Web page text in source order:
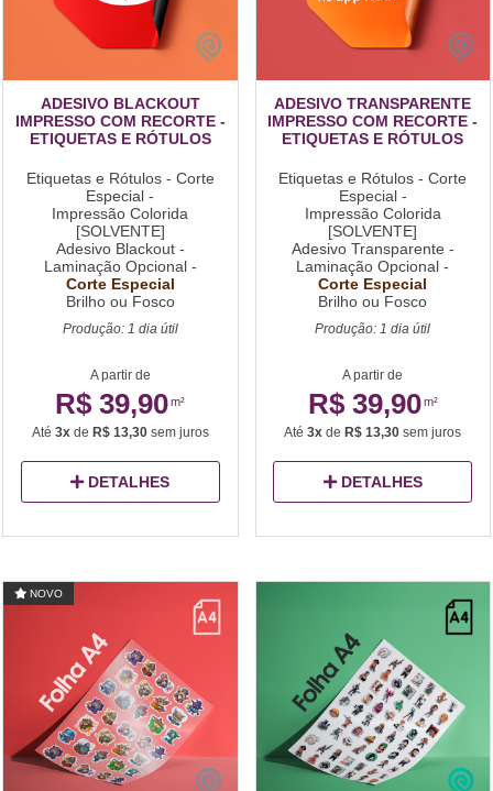
ADESIVO BLACKOUT
IMPRESSO COM RECORTE -
ETIQUETAS E RÓTULOS
Etiquetas e Rótulos - Corte
Especial -
Impressão Colorida
[SOLVENTE]
Adesivo Blackout -
Laminação Opcional -
Corte Especial
Brilho ou Fosco
Produção: 1 dia útil
A partir de
R$ 39,90m²
Até 3xde R$ 13,30sem juros
DETALHES
ADESIVO TRANSPARENTE
IMPRESSO COM RECORTE -
ETIQUETAS E RÓTULOS
Etiquetas e Rótulos - Corte
Especial -
Impressão Colorida
[SOLVENTE]
Adesivo Transparente -
Laminação Opcional -
Corte Especial
Brilho ou Fosco
Produção: 1 dia útil
A partir de
R$ 39,90m²
Até3x de R$ 13,30 sem juros
DETALHES
NOVO